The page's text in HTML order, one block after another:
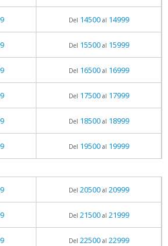
Del 14500al 14999
Del 15500al 15999
Del 16500al 16999
Del 17500al 17999
Del 18500al 18999
Del 19500al 19999
Del 20500al 20999
Del 21500al 21999
Del 22500al 22999